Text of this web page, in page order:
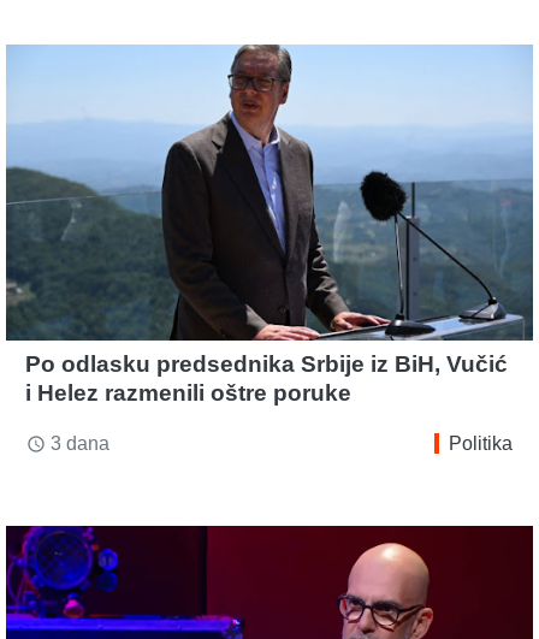
Po odlasku predsednika Srbije iz BiH, Vučić
i Helez razmenili oštre poruke
access_time 3 dana Politika